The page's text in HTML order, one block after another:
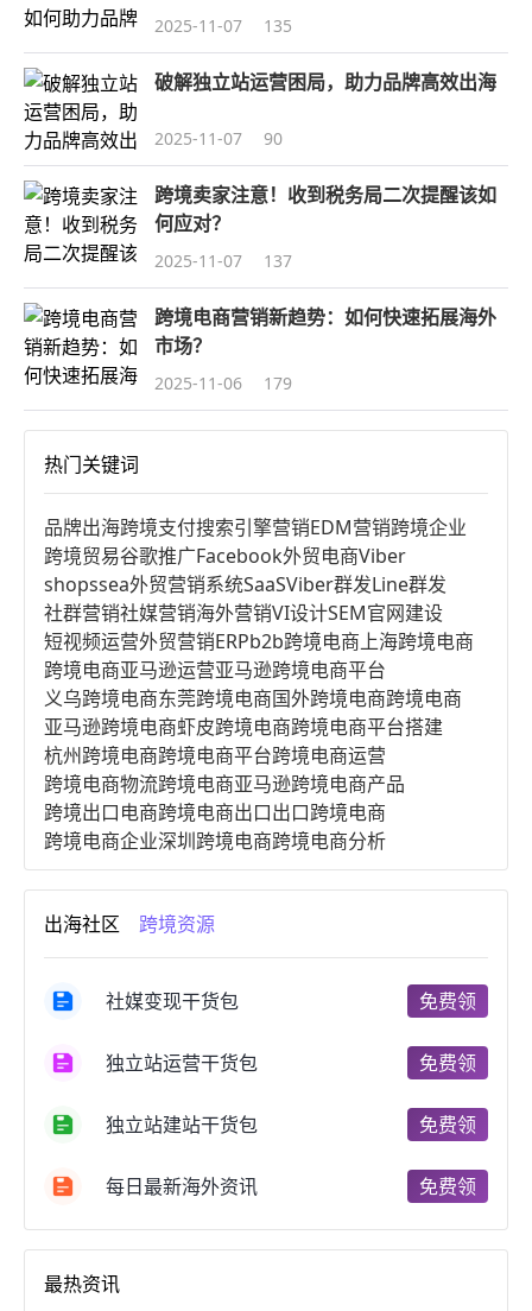
2025-11-07 135
破解独立站运营困局，助力品牌高效出海
2025-11-07 90
跨境卖家注意！收到税务局二次提醒该如
何应对？
2025-11-07 137
跨境电商营销新趋势：如何快速拓展海外
市场？
2025-11-06 179
热门关键词
品牌出海跨境支付搜索引擎营销EDM营销跨境企业
跨境贸易谷歌推广Facebook外贸电商Viber
shopssea外贸营销系统SaaSViber群发Line群发
社群营销社媒营销海外营销VI设计SEM官网建设
短视频运营外贸营销ERPb2b跨境电商上海跨境电商
跨境电商亚马逊运营亚马逊跨境电商平台
义乌跨境电商东莞跨境电商国外跨境电商跨境电商
亚马逊跨境电商虾皮跨境电商跨境电商平台搭建
杭州跨境电商跨境电商平台跨境电商运营
跨境电商物流跨境电商亚马逊跨境电商产品
跨境出口电商跨境电商出口出口跨境电商
跨境电商企业深圳跨境电商跨境电商分析
进口跨境电商跨境电商服务广州跨境电商
跨境电商市场跨境电商创业跨境电商注册
跨境电商开店跨境电商营销
跨境电商商品个人跨境电商跨境电商案例
郑州跨境电商跨境电商趋势
跨境电商费用美国跨境电商
天津跨境电商东南亚跨境电商
跨境电商b2b阿里巴巴跨境电商
跨境电商关税
跨境电商建站
出海社区 跨境资源
社媒变现干货包 免费领
独立站运营干货包 免费领
独立站建站干货包 免费领
每日最新海外资讯 免费领
最热资讯